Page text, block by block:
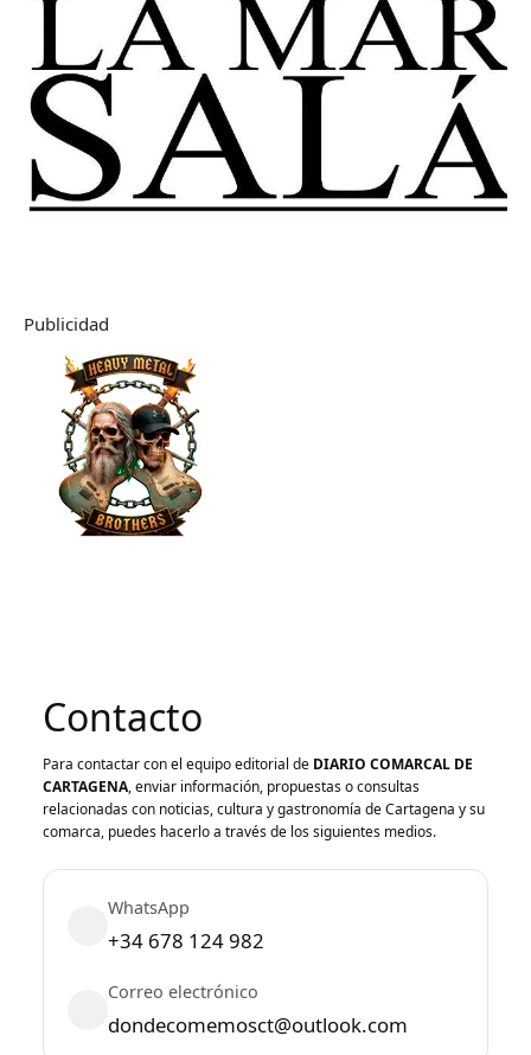
Publicidad
Contacto
Para contactar con el equipo editorial de DIARIO COMARCAL DE
CARTAGENA, enviar información, propuestas o consultas
relacionadas con noticias, cultura y gastronomía de Cartagena y su
comarca, puedes hacerlo a través de los siguientes medios.
WhatsApp
+34 678 124 982
Correo electrónico
dondecomemosct@outlook.com